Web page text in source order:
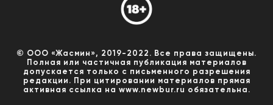
© ООО «Жасмин», 2019-2022. Все права защищены.
Полная или частичная публикация материалов
допускается только с письменного разрешения
редакции. При цитировании материалов прямая
активная ссылка на www.newbur.ru обязательна.